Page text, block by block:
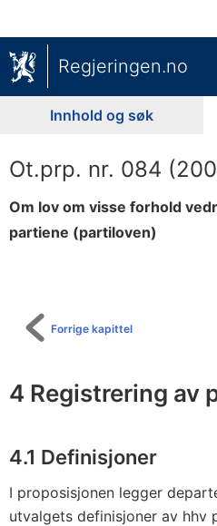
Regjeringen.no
Innhold og søk
Ot.prp. nr. 084
Om lov om visse forhold
partiene (partiloven)
Forrige kapittel
4 Registrering av
4.1 Definisjoner
I proposisjonen legger
utvalgets definisjoner av